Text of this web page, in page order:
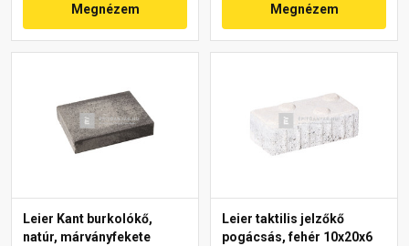
Megnézem Megnézem
Leier Kant burkolókő,
natúr, márványfekete
Leier taktilis jelzőkő
pogácsás, fehér 10x20x6